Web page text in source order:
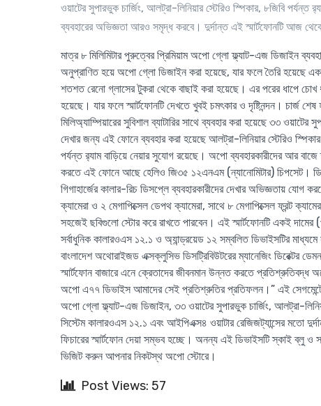
ওয়াটের সুপারভুক চার্জিং, আলট্রা-লিনিয়ার স্টেরিও স্পিকার, ৮জিবি
ব্যবহারের অভিজ্ঞতা আরও সমৃদ্ধ করবে। দুর্দান্ত এই স্মার্টফোনটি আজ
মাত্র ৮ মিলিমিটার পুরুত্বের প্রিমিয়াম অপো গ্লো ফ্ল্যাট-এজ ডিজাইন
অনুপ্রাণিত হয়ে অপো গ্লো ডিজাইন করা হয়েছে, যার ফলে তৈরি হয়েছে
শতশত রেনো গ্লাসের টুকরা থেকে বাছাই করা হয়েছে। এর পরের ধাপে চোখ
হয়েছে। যার ফলে স্মার্টফোনটি দেখতে খুবই চমৎকার ও দৃষ্টিনন্দন। চার্জ
মিলিঅ্যাম্পিয়ারের সুবিশাল ব্যাটারির সাথে ব্যবহার করা হয়েছে ৩৩
দেখার জন্য এই ফোনে ব্যবহার করা হয়েছে আলট্রা-লিনিয়ার স্টেরিও
পর্যন্ত র‍্যাম বাড়িয়ে নেয়ার সুযোগ রয়েছে। অপো ব্যবহারকারীদের আর বাজে
করতে এই ফোনে আছে হেলিও জি৩৫ ১২এনএম (ন্যানোমিটার) চিপসেট।
গিগাহার্জের কালার-রিচ ডিসপ্লে ব্যবহারকারীদের দেখার অভিজ্ঞতায়
ক্যামেরা ও ২ মেগাপিক্সেল ডেপথ ক্যামেরা, সাথে ৮ মেগাপিক্সেল ফ্রন্ট
সহজেই ছবিগুলো স্টোর করে রাখতে পারবেন। এই স্মার্টফোনটি একই দামের
সর্বাধুনিক কালারওএস ১২.১ ও অ্যান্ড্রয়েড ১২ সম্বলিত ডিভাইসটির
বাংলাদেশ অথোরাইজড এক্সক্লুসিভ ডিসট্রিবিউটরের ম্যানেজিং ডিরেক্টর
স্মার্টফোন বাজারে এনে ক্রেতাদের জীবনমান উন্নত করতে প্রতিশ্রুতিবদ্ধ
অপো এ৭৭ ডিভাইস আমাদের সেই প্রতিশ্রুতির প্রতিফলন।” এই
অপো গ্লো ফ্ল্যাট-এজ ডিজাইন, ৩৩ ওয়াটের সুপারভুক চার্জিং, আলট্রা-
সিস্টেম কালারওএস ১২.১ এবং আইপিএক্স৪ ওয়াটার রেজিজট্যান্সের মতো
ফিচারের স্মার্টফোন দেয়া সম্ভব হচ্ছে। অনন্য এই ডিভাইসটি স্কাই ব্লু
ভিজিট করুন আপনার নিকটস্থ অপো স্টোরে।
Post Views: 57